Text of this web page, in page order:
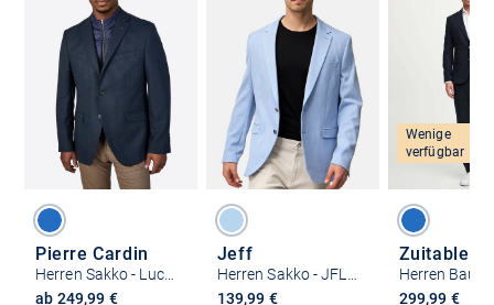
Pierre Cardin
Herren Sakko - Lucas
ab 249,99 €
Jeff
139,99 €
Wenige
verfügbar
Zuitable
299,99 €